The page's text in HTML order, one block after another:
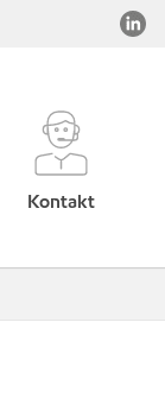
Kontakt